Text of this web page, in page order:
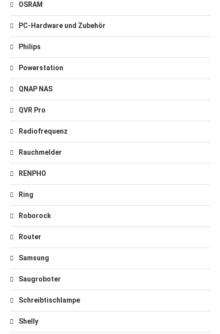
OSRAM
PC-Hardware und Zubehör
Philips
Powerstation
QNAP NAS
QVR Pro
Radiofrequenz
Rauchmelder
RENPHO
Ring
Roborock
Router
Samsung
Saugroboter
Schreibtischlampe
Shelly